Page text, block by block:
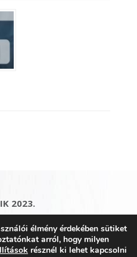
2023.
|Impresszum|
Honlaptérképélmény érdekében sütiket
arról, hogy milyen
résznél ki lehet kapcsolni